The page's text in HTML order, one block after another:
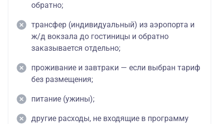
обратно;
трансфер (индивидуальный) из аэропорта и
ж/д вокзала до гостиницы и обратно
заказывается отдельно;
проживание и завтраки — если выбран тариф
без размещения;
питание (ужины);
другие расходы, не входящие в программу